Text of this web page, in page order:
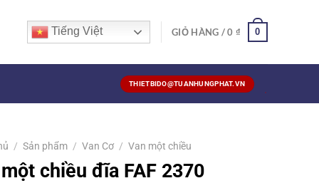
Tiếng Việt GIỎ HÀNG /0 ₫ 0
THIETBIDO@TUANHUNGPHAT.VN
/ Sản phẩm / Van Cơ / Van một chiều
chiều đĩa FAF 2370